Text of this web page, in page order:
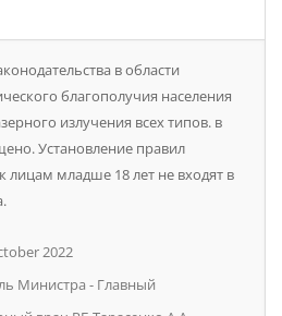
в области
благополучия населения
излучения всех типов. в
Установление правил
лицам младше 18 лет не входят в
2022
Министра - Главный